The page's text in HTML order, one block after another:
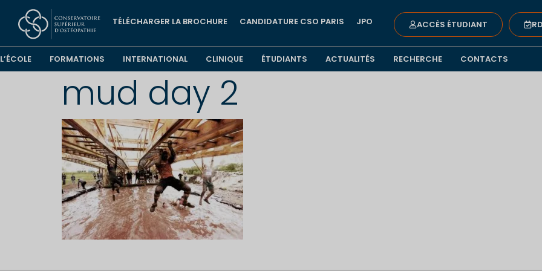
TÉLÉCHARGER LA BROCHURE CANDIDATURE CSO PARIS JPO ACCÈS ÉTUDIANT
L’ÉCOLE FORMATIONS INTERNATIONAL CLINIQUE ÉTUDIANTS ACTUALITÉS RECHERCHE CONTACTS
mud day 2